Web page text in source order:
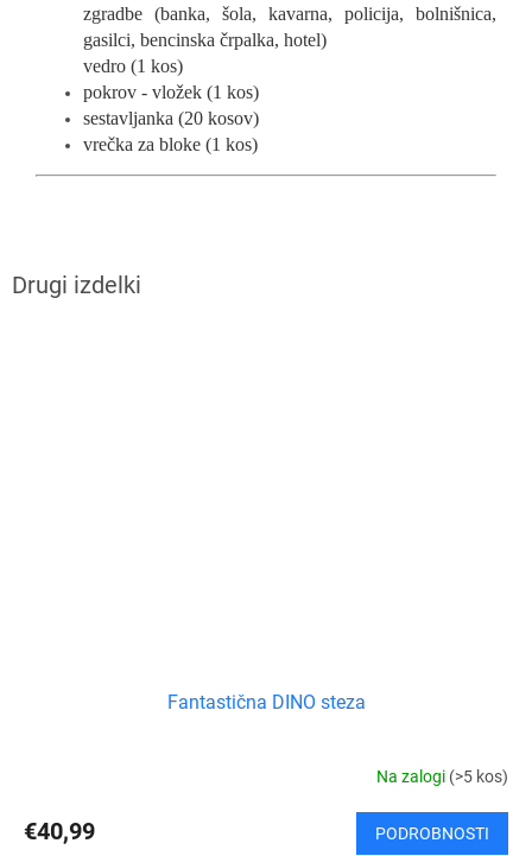
zgradbe (banka, šola, kavarna, policija, bolnišnica,
gasilci, bencinska črpalka, hotel)
vedro (1 kos)
pokrov - vložek (1 kos)
sestavljanka (20 kosov)
vrečka za bloke (1 kos)
Fantastična DINO steza
Na zalogi (>5 kos)
€40,99 PODROBNOSTI